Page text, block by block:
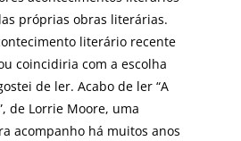
próprias obras literárias.
literário recente
coincidiria com a escolha
de ler. Acabo de ler “A
de Lorrie Moore, uma
acompanho há muitos anos